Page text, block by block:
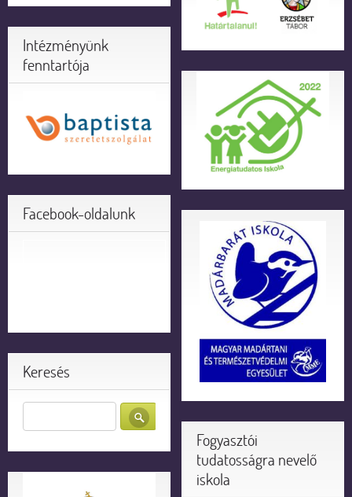
Intézményünk
fenntartója
Facebook-oldalunk
Keresés
Fogyasztói
tudatosságra nevelő
iskola